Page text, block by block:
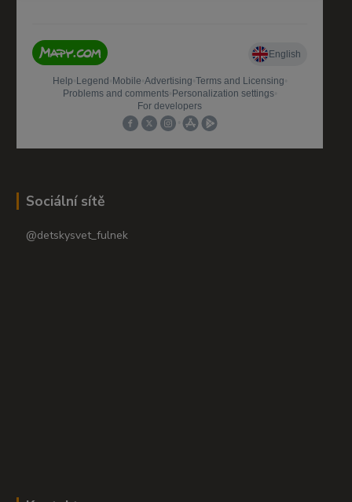
Sociální sítě
@detskysvet_fulnek